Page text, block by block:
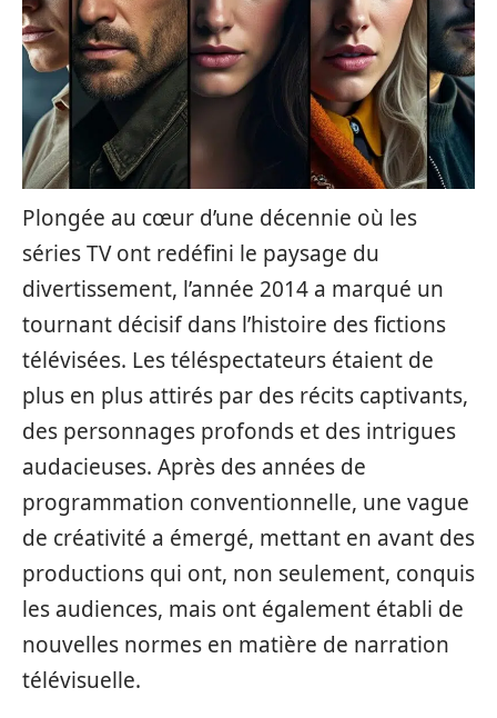
Plongée au cœur d’une décennie où les
séries TV ont redéfini le paysage du
divertissement, l’année 2014 a marqué un
tournant décisif dans l’histoire des fictions
télévisées. Les téléspectateurs étaient de
plus en plus attirés par des récits captivants,
des personnages profonds et des intrigues
audacieuses. Après des années de
programmation conventionnelle, une vague
de créativité a émergé, mettant en avant des
productions qui ont, non seulement, conquis
les audiences, mais ont également établi de
nouvelles normes en matière de narration
télévisuelle.